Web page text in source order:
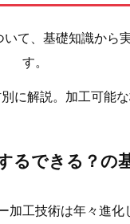
いて、基礎知識から
す。
に解説。加工可能な
るできる？の
加工技術は年々進